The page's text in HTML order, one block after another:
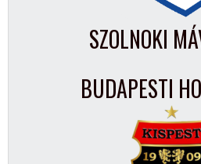
SZOLNOKI
BUDAPESTI